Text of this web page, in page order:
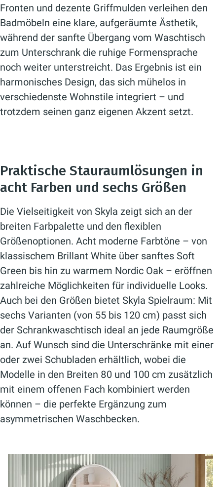
Fronten und dezente Griffmulden verleihen den
Badmöbeln eine klare, aufgeräumte Ästhetik,
während der sanfte Übergang vom Waschtisch
zum Unterschrank die ruhige Formensprache
noch weiter unterstreicht. Das Ergebnis ist ein
harmonisches Design, das sich mühelos in
verschiedenste Wohnstile integriert – und
trotzdem seinen ganz eigenen Akzent setzt.
Praktische Stauraumlösungen in
acht Farben und sechs Größen
Die Vielseitigkeit von Skyla zeigt sich an der
breiten Farbpalette und den flexiblen
Größenoptionen. Acht moderne Farbtöne – von
klassischem Brillant White über sanftes Soft
Green bis hin zu warmem Nordic Oak – eröffnen
zahlreiche Möglichkeiten für individuelle Looks.
Auch bei den Größen bietet Skyla Spielraum: Mit
sechs Varianten (von 55 bis 120 cm) passt sich
der Schrankwaschtisch ideal an jede Raumgröße
an. Auf Wunsch sind die Unterschränke mit einer
oder zwei Schubladen erhältlich, wobei die
Modelle in den Breiten 80 und 100 cm zusätzlich
mit einem offenen Fach kombiniert werden
können – die perfekte Ergänzung zum
asymmetrischen Waschbecken.